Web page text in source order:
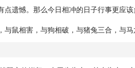
遗憾。那么今日相冲的日子行事更应
与鼠相害，与狗相破，与猪兔三合，与马